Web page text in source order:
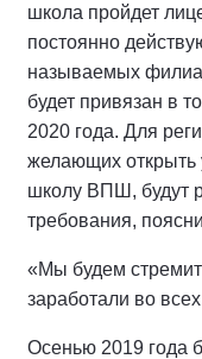
школа пройдет
постоянно
называемых
будет привязан в
2020 года. Для
желающих открыть
школу ВПШ, будут
требования,
«Мы будем
заработали во
Осенью 2019 года